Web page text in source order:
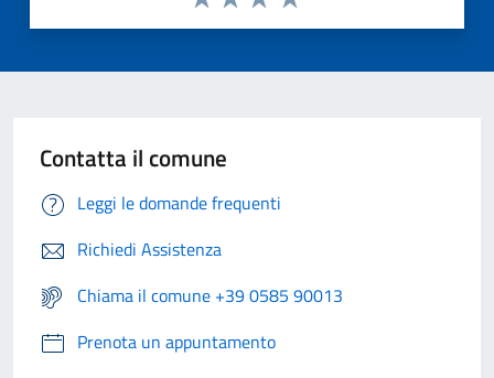
Contatta il comune
Leggi le domande frequenti
Richiedi Assistenza
Chiama il comune +39 0585 90013
Prenota un appuntamento